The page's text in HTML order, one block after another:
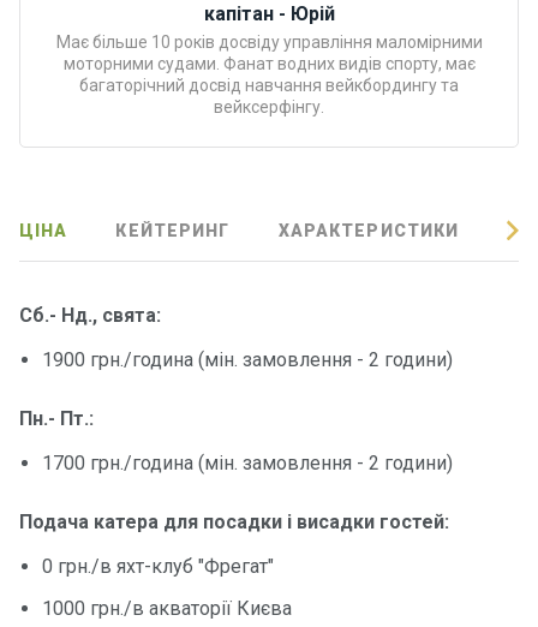
капітан - Юрій
Має більше 10 років досвіду управління маломірними
моторними судами. Фанат водних видів спорту, має
багаторічний досвід навчання вейкбордингу та
вейксерфінгу.
ЦІНА КЕЙТЕРИНГ ХАРАКТЕРИСТИКИ
Сб.- Нд., свята:
1900 грн./година (мін. замовлення - 2 години)
Пн.- Пт.:
1700 грн./година (мін. замовлення - 2 години)
Подача катера для посадки і висадки гостей:
0 грн./в яхт-клуб "Фрегат"
1000 грн./в акваторії Києва
відпочи
нку
нкові
и
Річкові
янки
Контакт